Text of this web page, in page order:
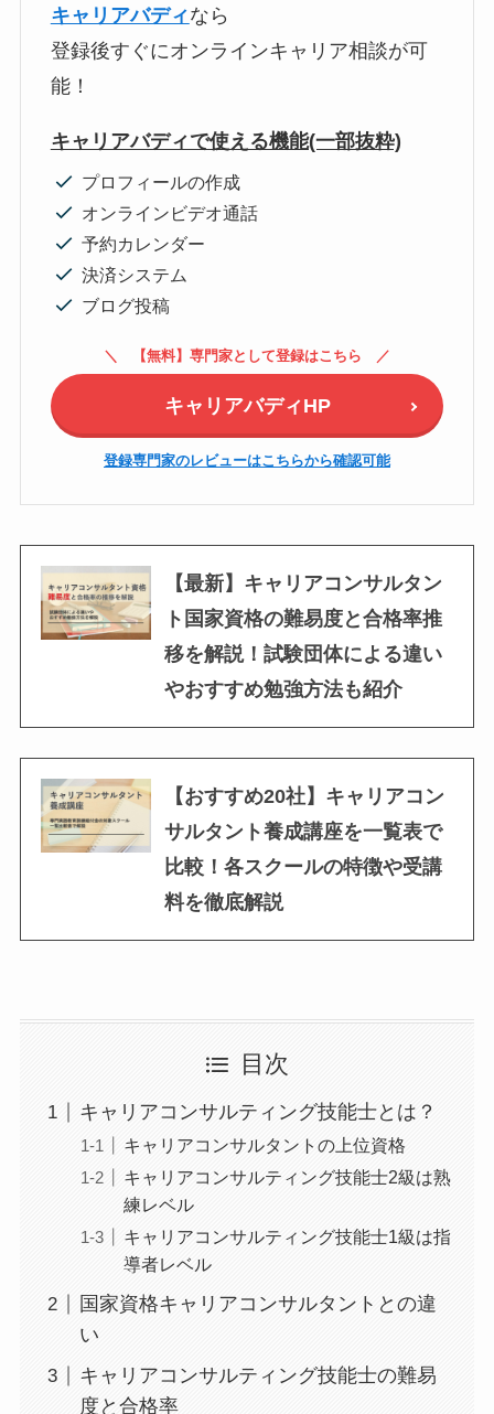
キャリアバディなら
登録後すぐにオンラインキャリア相談が可
能！
キャリアバディで使える機能(一部抜粋)
プロフィールの作成
オンラインビデオ通話
予約カレンダー
決済システム
ブログ投稿
【無料】専門家として登録はこちら
キャリアバディHP
登録専門家のレビューはこちらから確認可能
【最新】キャリアコンサルタン
ト国家資格の難易度と合格率推
移を解説！試験団体による違い
やおすすめ勉強方法も紹介
【おすすめ20社】キャリアコン
サルタント養成講座を一覧表で
比較！各スクールの特徴や受講
料を徹底解説
目次
キャリアコンサルティング技能士とは？
キャリアコンサルタントの上位資格
キャリアコンサルティング技能士2級は熟
練レベル
キャリアコンサルティング技能士1級は指
導者レベル
国家資格キャリアコンサルタントとの違
い
キャリアコンサルティング技能士の難易
度と合格率